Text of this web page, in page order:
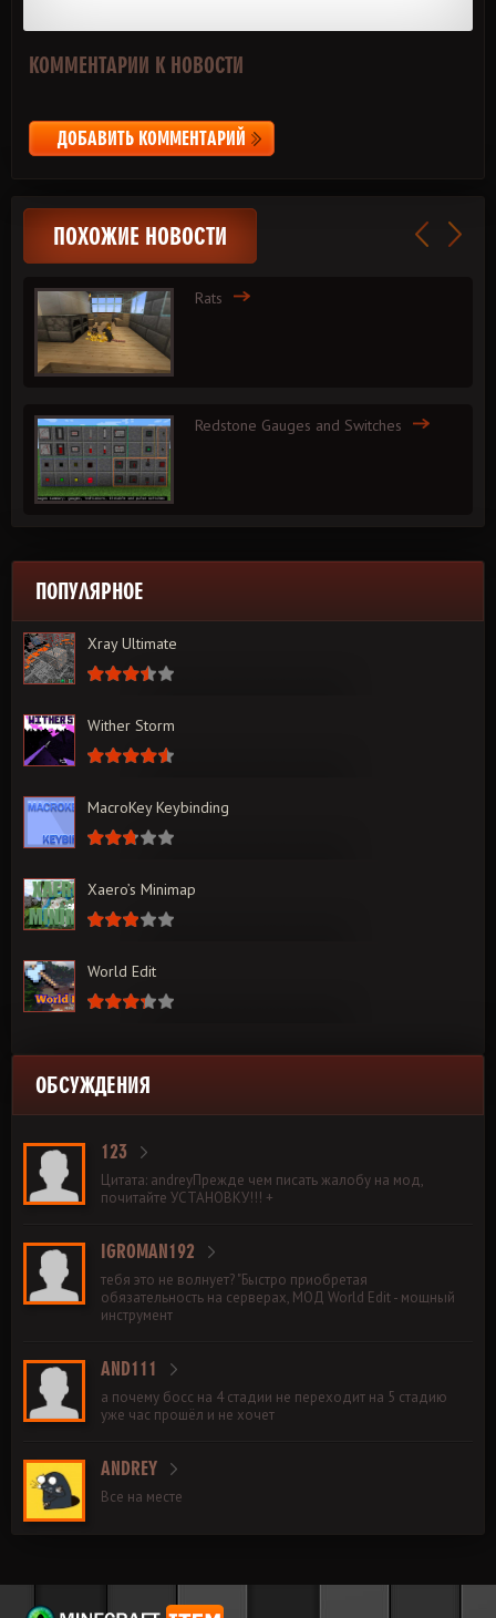
КОММЕНТАРИИ К НОВОСТИ
ДОБАВИТЬ КОММЕНТАРИЙ
ПОХОЖИЕ НОВОСТИ
Rats
Redstone Gauges and Switches
ПОПУЛЯРНОЕ
Xray Ultimate
Wither Storm
MacroKey Keybinding
Xaero’s Minimap
World Edit
ОБСУЖДЕНИЯ
123
Цитата: andreyПрежде чем писать жалобу на мод,
почитайте УСТАНОВКУ!!! +
IGROMAN192
тебя это не волнует? "Быстро приобретая
обязательность на серверах, МОД World Edit - мощный
инструмент
AND111
а почему босс на 4 стадии не переходит на 5 стадию
уже час прошёл и не хочет
ANDREY
Все на месте